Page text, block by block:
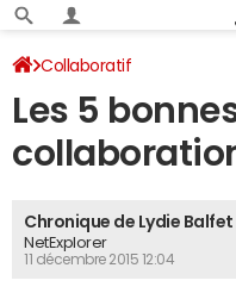
Collaboratif
Les 5
Chronique de Lydie Balfet
NetExplorer
11 décembre 2015 12:04